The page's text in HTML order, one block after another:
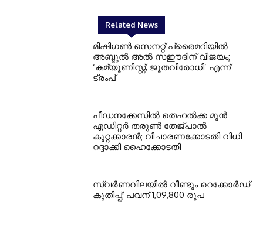
Related News
മിഷിഗൺ സെനറ്റ് പ്രൈമറിയിൽ
അബ്ദുൽ അൽ സഈദിന് വിജയം;
‘കമ്യൂണിസ്റ്റ്, ജൂതവിരോധി’ എന്ന്
ട്രംപ്
പീഡനക്കേസിൽ തെഹൽക്ക മുൻ
എഡിറ്റർ തരുൺ തേജ്പാൽ
കുറ്റക്കാരൻ; വിചാരണക്കോടതി വിധി
റദ്ദാക്കി ഹൈക്കോടതി
സ്വർണവിലയിൽ വീണ്ടും റെക്കോർഡ്
കുതിപ്പ്; പവന് 1,09,800 രൂപ